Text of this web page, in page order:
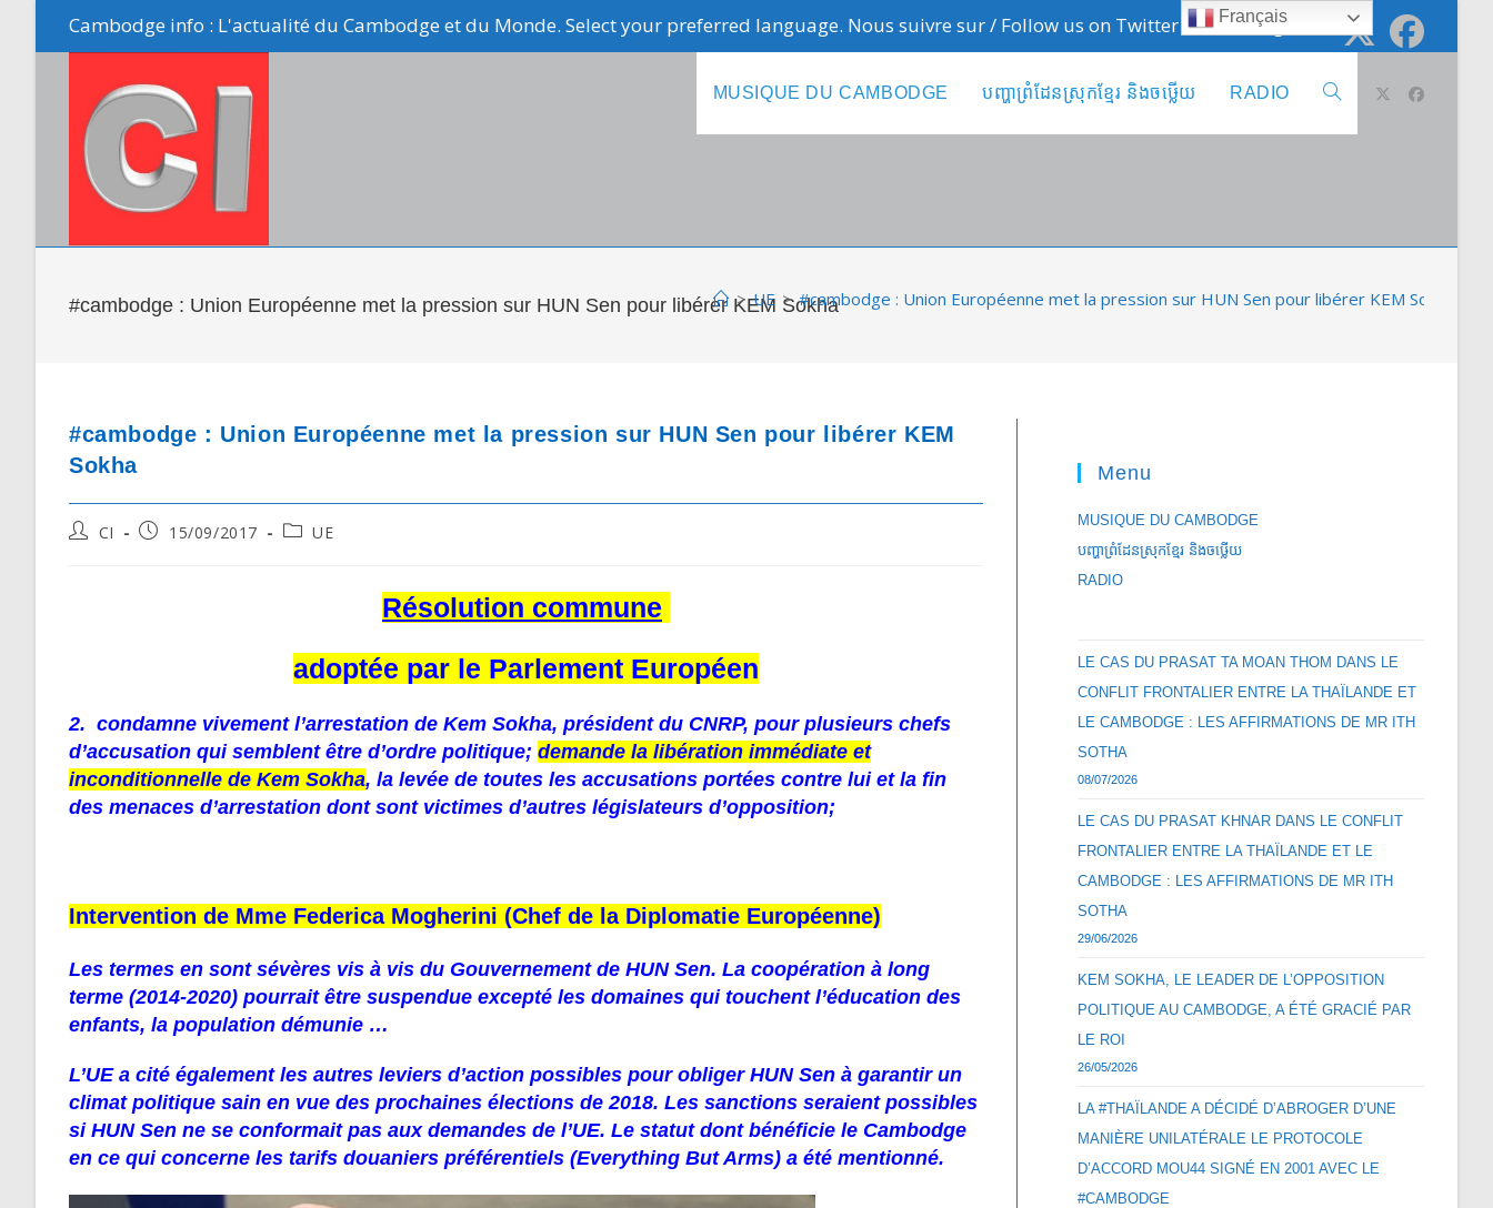
Cambodge info : L'actualité du Cambodge et du Monde. Select your preferred language. Nous suivre sur / Follow us on Twitter @cambodge_info
MUSIQUE DU CAMBODGE បញ្ហាព្រំដែនស្រុកខ្មែរ និងចឞ្លើយ RADIO Toggle
#cambodge : Union Européenne met la pression sur HUN Sen pour libérer KEM Sokha
> UE > #cambodge : Union Européenne met la pression sur HUN Sen pour libérer KEM Sokha
#cambodge : Union Européenne met la pression sur HUN Sen pour libérer KEM
Sokha
PostCI
Post15/09/2017
PostUE
Résolution commune
adoptée par le Parlement Européen
2. condamne vivement l’arrestation de Kem Sokha, président du CNRP, pour plusieurs chefs
d’accusation qui semblent être d’ordre politique; demande la libération immédiate et
inconditionnelle de Kem Sokha, la levée de toutes les accusations portées contre lui et la fin
des menaces d’arrestation dont sont victimes d’autres législateurs d’opposition;
Intervention de Mme Federica Mogherini (Chef de la Diplomatie Européenne)
Les termes en sont sévères vis à vis du Gouvernement de HUN Sen. La coopération à long
terme (2014-2020) pourrait être suspendue excepté les domaines qui touchent l’éducation des
enfants, la population démunie …
L’UE a cité également les autres leviers d’action possibles pour obliger HUN Sen à garantir un
climat politique sain en vue des prochaines élections de 2018. Les sanctions seraient possibles
si HUN Sen ne se conformait pas aux demandes de l’UE. Le statut dont bénéficie le Cambodge
en ce qui concerne les tarifs douaniers préférentiels (Everything But Arms) a été mentionné.
Menu
MUSIQUE DU CAMBODGE
បញ្ហាព្រំដែនស្រុកខ្មែរ និងចឞ្លើយ
RADIO
LE CAS DU PRASAT TA MOAN THOM DANS LE
CONFLIT FRONTALIER ENTRE LA THAÏLANDE ET
LE CAMBODGE : LES AFFIRMATIONS DE MR ITH
SOTHA
08/07/2026
LE CAS DU PRASAT KHNAR DANS LE CONFLIT
FRONTALIER ENTRE LA THAÏLANDE ET LE
CAMBODGE : LES AFFIRMATIONS DE MR ITH
SOTHA
29/06/2026
KEM SOKHA, LE LEADER DE L’OPPOSITION
POLITIQUE AU CAMBODGE, A ÉTÉ GRACIÉ PAR
LE ROI
26/05/2026
LA #THAÏLANDE A DÉCIDÉ D’ABROGER D’UNE
MANIÈRE UNILATÉRALE LE PROTOCOLE
D’ACCORD MOU44 SIGNÉ EN 2001 AVEC LE
#CAMBODGE
Français